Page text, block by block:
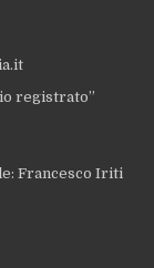
registrato”
Francesco Iriti